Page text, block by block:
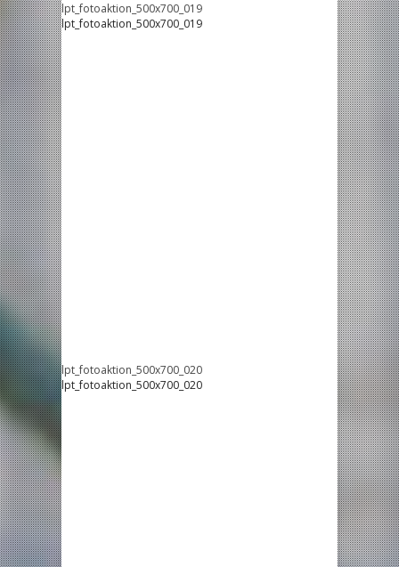
lpt_fotoaktion_500x700_019
lpt_fotoaktion_500x700_019
lpt_fotoaktion_500x700_020
lpt_fotoaktion_500x700_020